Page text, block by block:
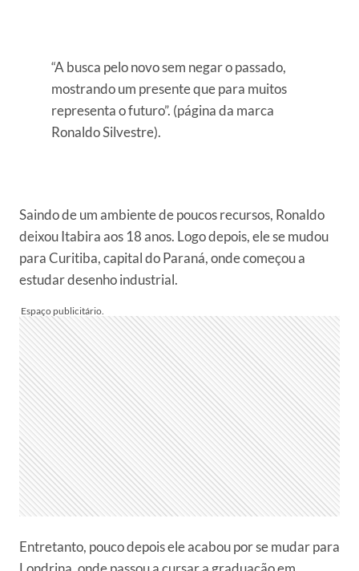
“A busca pelo novo sem negar o passado,
mostrando um presente que para muitos
representa o futuro”. (página da marca
Ronaldo Silvestre).
Saindo de um ambiente de poucos recursos, Ronaldo
deixou Itabira aos 18 anos. Logo depois, ele se mudou
para Curitiba, capital do Paraná, onde começou a
estudar desenho industrial.
Entretanto, pouco depois ele acabou por se mudar para